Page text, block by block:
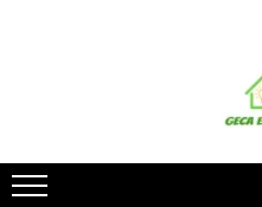
CABLURI
Energie